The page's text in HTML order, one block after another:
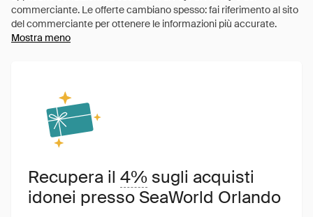
Mostra meno
Recupera il 4% sugli acquisti
idonei presso SeaWorld Orlando